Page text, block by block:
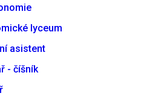
lyceum
asistent
- číšník